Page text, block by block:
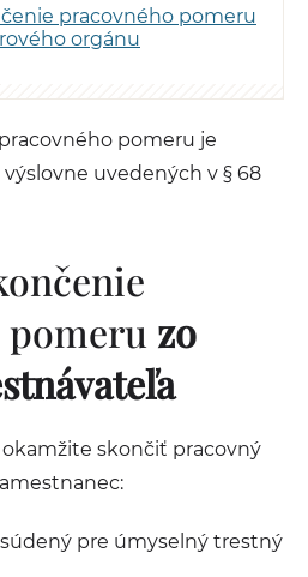
pracovného pomeru
orgánu
pomeru je
uvedených v § 68
zo
skončiť pracovný
pre úmyselný trestný